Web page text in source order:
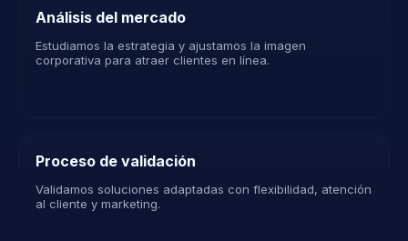
Análisis del mercado
Estudiamos la estrategia y ajustamos la imagen
corporativa para atraer clientes en línea.
Proceso de validación
Validamos soluciones adaptadas con flexibilidad, atención
al cliente y marketing.